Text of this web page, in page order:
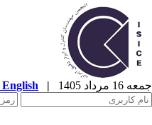
جمعه 16 مرداد 1405 |
English